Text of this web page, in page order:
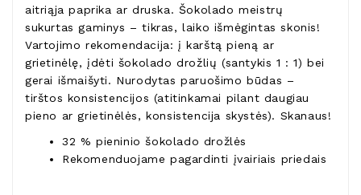
aitriąja paprika ar druska. Šokolado meistrų
sukurtas gaminys – tikras, laiko išmėgintas skonis!
Vartojimo rekomendacija: į karštą pieną ar
grietinėlę, įdėti šokolado drožlių (santykis 1 : 1) bei
gerai išmaišyti. Nurodytas paruošimo būdas –
tirštos konsistencijos (atitinkamai pilant daugiau
pieno ar grietinėlės, konsistencija skystės). Skanaus!
32 % pieninio šokolado drožlės
Rekomenduojame pagardinti įvairiais priedais